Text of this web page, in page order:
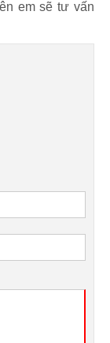
em sẽ tư vấn